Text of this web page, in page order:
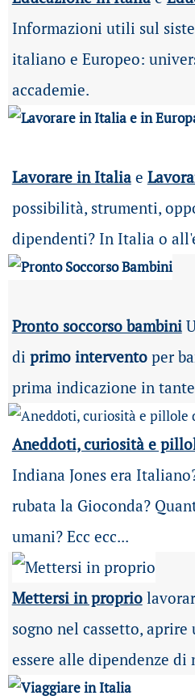
Informazioni utili sul
italiano e Europeo:
accademie.
Lavorare in Italia e
possibilità, strumenti,
dipendenti? In Italia o
Pronto soccorso bambini
di primo interventoper
prima indicazione in
Aneddoti, curiosità e
Indiana Jones era
rubata la Gioconda?
umani? Ecc ecc...
Mettersi in proprio
sogno nel cassetto,
essere alle dipendenze di